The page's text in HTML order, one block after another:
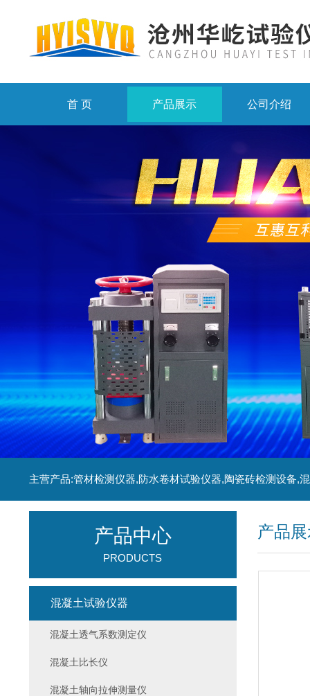
首 页 产品展示 公司介绍
产品
产品中心
PRODUCTS
混凝土试验仪器
混凝土透气系数测定仪
混凝土比长仪
混凝土轴向拉伸测量仪